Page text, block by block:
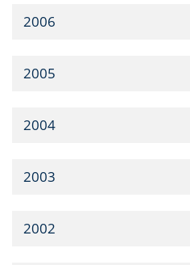
2006
2005
2004
2003
2002